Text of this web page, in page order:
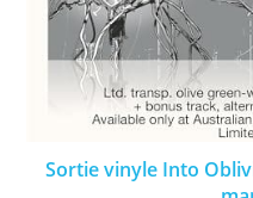
Sortie vinyle Into